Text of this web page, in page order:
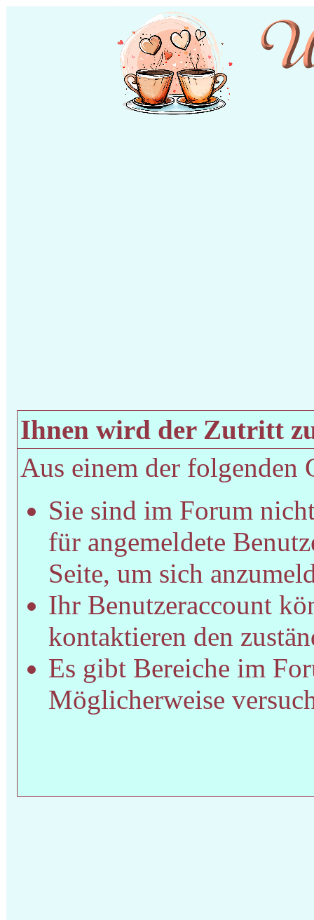
Ihnen wird der Zutritt
Aus einem der folgenden
Sie sind im Forum
für angemeldete
Seite, um sich
Ihr Benutzeraccount
kontaktieren den
Es gibt Bereiche im
Möglicherweise